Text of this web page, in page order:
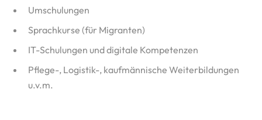
Umschulungen
Sprachkurse (für Migranten)
IT-Schulungen und digitale Kompetenzen
Pflege-, Logistik-, kaufmännische Weiterbildungen
u.v.m.